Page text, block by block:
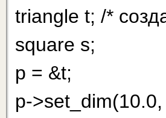
triangle t; /*
square s;
р = &t;
p-